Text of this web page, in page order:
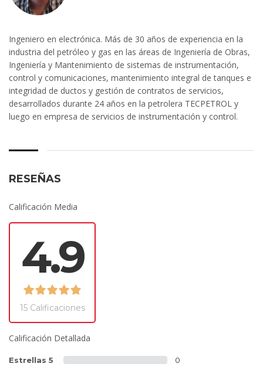
Ingeniero en electrónica. Más de 30 años de experiencia en la
industria del petróleo y gas en las áreas de Ingeniería de Obras,
Ingeniería y Mantenimiento de sistemas de instrumentación,
control y comunicaciones, mantenimiento integral de tanques e
integridad de ductos y gestión de contratos de servicios,
desarrollados durante 24 años en la petrolera TECPETROL y
luego en empresa de servicios de instrumentación y control.
RESEÑAS
Calificación Media
4.9
15 Calificaciones
Calificación Detallada
Estrellas 5 0